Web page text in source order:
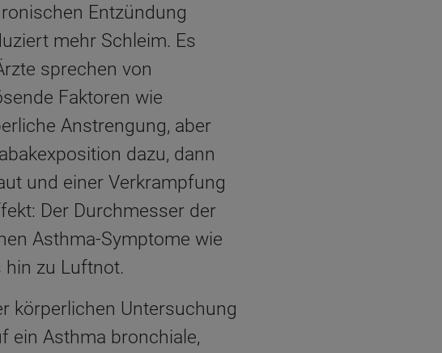
Entzündung
mehr Schleim. Es
sprechen von
Faktoren wie
Anstrengung, aber
dazu, dann
und einer Verkrampfung
Der Durchmesser der
Asthma-Symptome wie
hin zu Luftnot.
körperlichen Untersuchung
ein Asthma bronchiale,